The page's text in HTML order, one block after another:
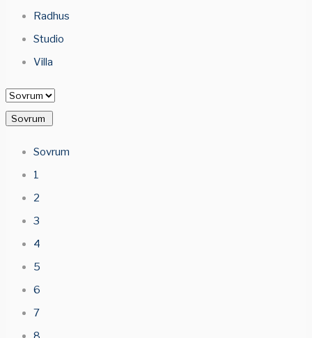
Radhus
Studio
Villa
Sovrum
Sovrum
1
2
3
4
5
6
7